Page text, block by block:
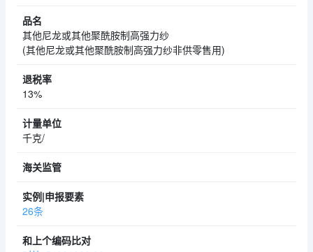
其他尼龙或其他聚酰胺制高强力纱
(其他尼龙或其他聚酰胺制高强力纱非供零售用)
13%
千克/
26条